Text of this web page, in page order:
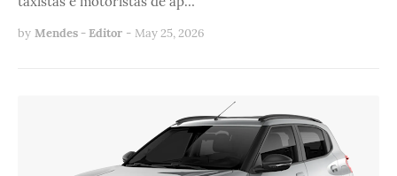
by Mendes - Editor - May 25, 2026